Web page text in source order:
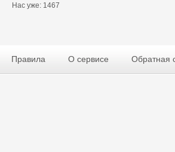
Нас уже: 1467
Правила О сервисе Обратная